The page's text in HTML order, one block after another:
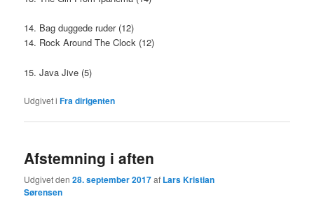
14. Bag duggede ruder (12)
14. Rock Around The Clock (12)
15. Java Jive (5)
Udgivet i Fra dirigenten
Afstemning i aften
Udgivet den28. september 2017af Lars Kristian
Sørensen